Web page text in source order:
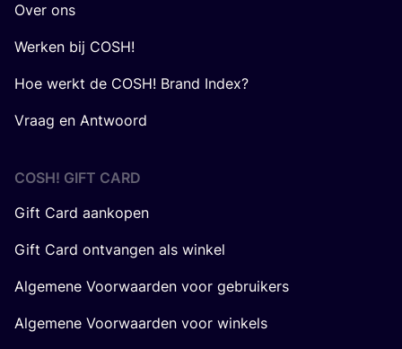
Over ons
Werken bij COSH!
Hoe werkt de COSH! Brand Index?
Vraag en Antwoord
COSH! GIFT CARD
Gift Card aankopen
Gift Card ontvangen als winkel
Algemene Voorwaarden voor gebruikers
Algemene Voorwaarden voor winkels